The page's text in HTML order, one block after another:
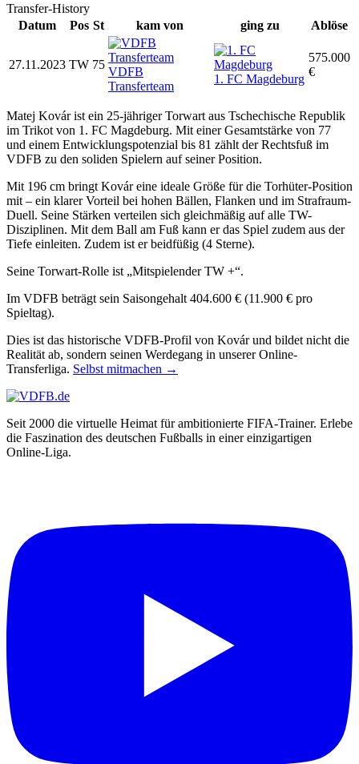
Transfer-History
Datum
Pos St kam von ging zu Ablöse
27.11.2023 TW 75
VDFB
Transferteam
1. FC Magdeburg
575.000
€
Matej Kovár ist ein 25-jähriger Torwart aus Tschechische Republik
im Trikot von 1. FC Magdeburg. Mit einer Gesamtstärke von 77
und einem Entwicklungspotenzial bis 81 zählt der Rechtsfuß im
VDFB zu den soliden Spielern auf seiner Position.
Mit 196 cm bringt Kovár eine ideale Größe für die Torhüter-Position
mit – ein klarer Vorteil bei hohen Bällen, Flanken und im Strafraum-
Duell. Seine Stärken verteilen sich gleichmäßig auf alle TW-
Disziplinen. Mit dem Ball am Fuß kann er das Spiel zudem aus der
Tiefe einleiten. Zudem ist er beidfüßig (4 Sterne).
Seine Torwart-Rolle ist „Mitspielender TW +“.
Im VDFB beträgt sein Saisongehalt 404.600 € (11.900 € pro
Spieltag).
Dies ist das historische VDFB-Profil von Kovár und bildet nicht die
Realität ab, sondern seinen Werdegang in unserer Online-
Transferliga. Selbst mitmachen →
Seit 2000 die virtuelle Heimat für ambitionierte FIFA-Trainer. Erlebe
die Faszination des deutschen Fußballs in einer einzigartigen
Online-Liga.